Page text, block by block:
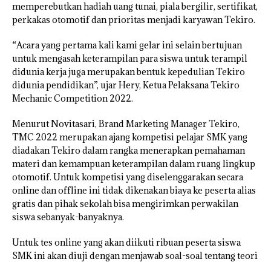
memperebutkan hadiah uang tunai, piala bergilir, sertifikat,
perkakas otomotif dan prioritas menjadi karyawan Tekiro.
“Acara yang pertama kali kami gelar ini selain bertujuan
untuk mengasah keterampilan para siswa untuk terampil
didunia kerja juga merupakan bentuk kepedulian Tekiro
didunia pendidikan”, ujar Hery, Ketua Pelaksana Tekiro
Mechanic Competition 2022.
Menurut Novitasari, Brand Marketing Manager Tekiro,
TMC 2022 merupakan ajang kompetisi pelajar SMK yang
diadakan Tekiro dalam rangka menerapkan pemahaman
materi dan kemampuan keterampilan dalam ruang lingkup
otomotif. Untuk kompetisi yang diselenggarakan secara
online dan offline ini tidak dikenakan biaya ke peserta alias
gratis dan pihak sekolah bisa mengirimkan perwakilan
siswa sebanyak-banyaknya.
Untuk tes online yang akan diikuti ribuan peserta siswa
SMK ini akan diuji dengan menjawab soal-soal tentang teori